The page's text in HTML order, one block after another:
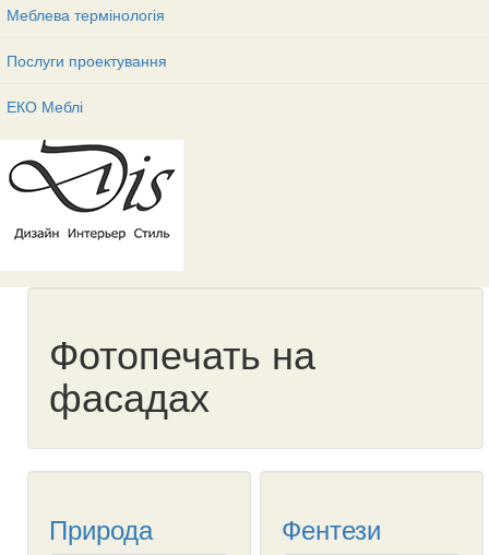
Меблева термінологія
Послуги проектування
ЕКО Меблі
Фотопечать на
фасадах
Природа Фентези